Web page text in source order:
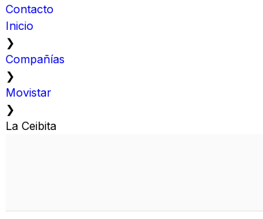
Contacto
Inicio
❯
Compañías
❯
Movistar
❯
La Ceibita